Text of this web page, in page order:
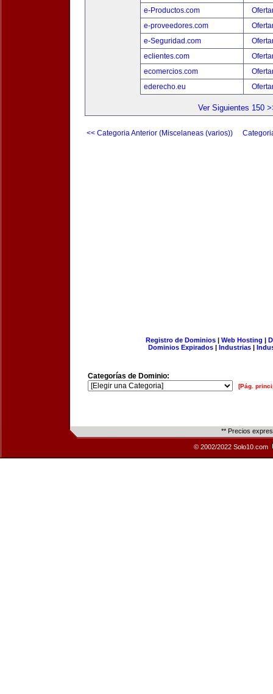
e-Productos.com
e-proveedores.com
e-Seguridad.com
eclientes.com
ecomercios.com
ederecho.eu
Ver Siguientes 150
<< Categoria Anterior (Miscelaneas (varios))
Registro de Dominios| Web Hosting |
Dominios Expirados | Industrias |
Categorías de Dominio:
[Pág.
** Precios
© 2002/2022 Solo10.com